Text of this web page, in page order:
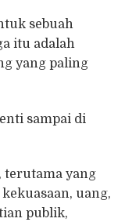
sebuah
itu adalah
yang paling
sampai di
terutama yang
uang,
publik,